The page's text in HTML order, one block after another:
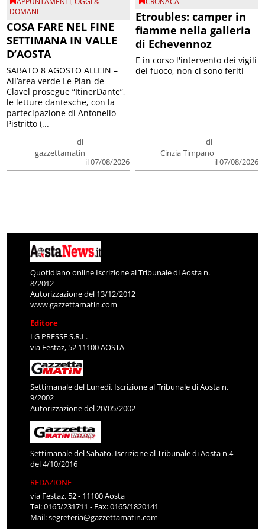
DOMANI
COSA FARE NEL FINE
SETTIMANA IN VALLE
D’AOSTA
di
gazzettamatin
il 07/08/2026
SABATO 8 AGOSTO ALLEIN –
All’area verde Le Plan-de-
Clavel prosegue “ItinerDante”,
le letture dantesche, con la
partecipazione di Antonello
Pistritto (...
Etroubles: camper in
fiamme nella galleria
di Echevennoz
di
Cinzia Timpano
il 07/08/2026
E in corso l'intervento dei vigili
del fuoco, non ci sono feriti
Quotidiano online Iscrizione al Tribunale di Aosta n.
8/2012
Autorizzazione del 13/12/2012
www.gazzettamatin.com
Editore
LG PRESSE S.R.L.
via Festaz, 52 11100 AOSTA
Settimanale del Lunedì. Iscrizione al Tribunale di Aosta n.
9/2002
Autorizzazione del 20/05/2002
Settimanale del Sabato. Iscrizione al Tribunale di Aosta n.4
del 4/10/2016
REDAZIONE
via Festaz, 52 - 11100 Aosta
Tel: 0165/231711 - Fax: 0165/1820141
Mail:segreteria@gazzettamatin.com